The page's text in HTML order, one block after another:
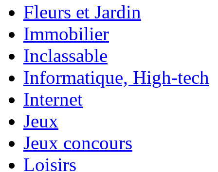
Fleurs et Jardin
Immobilier
Inclassable
Informatique, High-tech
Internet
Jeux
Jeux concours
Loisirs